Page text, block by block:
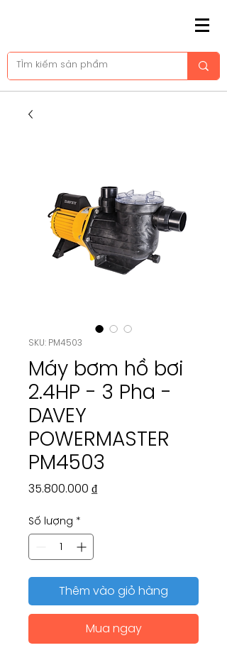
SKU: PM4503
Máy bơm hồ bơi
2.4HP - 3 Pha -
DAVEY
POWERMASTER
PM4503
35.800.000 ₫Giá
Số lượng *
Thêm vào giỏ hàng
Mua ngay